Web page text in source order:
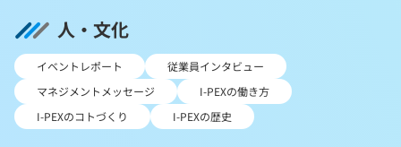
人・文化
イベントレポート
従業員インタビュー
マネジメントメッセージ
I-PEXの働き方
I-PEXのコトづくり
I-PEXの歴史